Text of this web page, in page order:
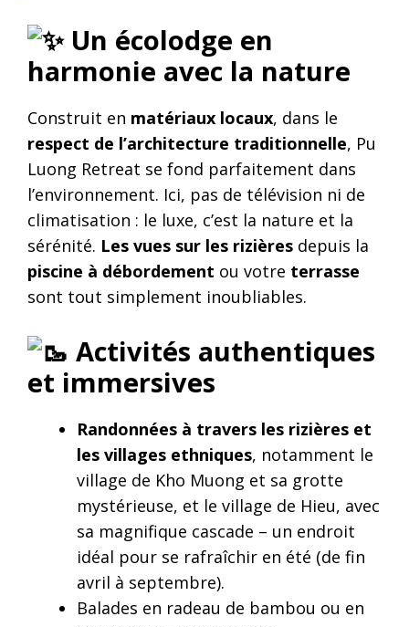
Un écolodge en
harmonie avec la nature
Construit en matériaux locaux, dans le
respect de l’architecture traditionnelle, Pu
Luong Retreat se fond parfaitement dans
l’environnement. Ici, pas de télévision ni de
climatisation : le luxe, c’est la nature et la
sérénité. Les vues sur les rizières depuis la
piscine à débordement ou votre terrasse
sont tout simplement inoubliables.
Activités authentiques
et immersives
Randonnées à travers les rizières et
les villages ethniques, notamment le
village de Kho Muong et sa grotte
mystérieuse, et le village de Hieu, avec
sa magnifique cascade – un endroit
idéal pour se rafraîchir en été (de fin
avril à septembre).
Balades en radeau de bambou ou en